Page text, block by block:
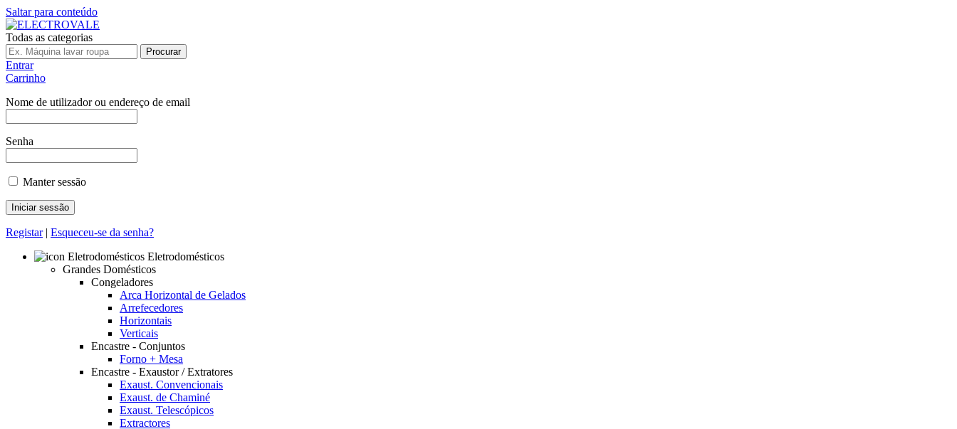
Saltar para conteúdo
Todas as categorias
Procurar
Entrar
Carrinho
Nome de utilizador ou endereço de email
Senha
Manter sessão
Registar| Esqueceu-se da senha?
Eletrodomésticos
Grandes Domésticos
Congeladores
Arca Horizontal de Gelados
Arrefecedores
Horizontais
Verticais
Encastre - Conjuntos
Forno + Mesa
Encastre - Exaustor / Extratores
Exaust. Convencionais
Exaust. de Chaminé
Exaust. Telescópicos
Extractores